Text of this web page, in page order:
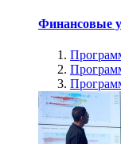
Финансовые